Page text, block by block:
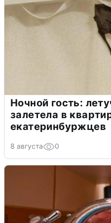
Ночной гость:
залетела в
екатеринбуржцев
8 августа 0